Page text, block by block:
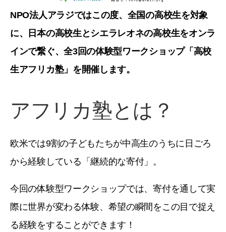
NPO法人アラジではこの度、全国の高校生を対象
に、日本の高校生とシエラレオネの高校生をオンラ
インで繋ぐ、全3回の体験型ワークショップ「高校
生アフリカ塾」を開催します。
アフリカ塾とは？
欧米では9割の子どもたちが中高生のうちに日ごろ
から経験している「継続的な寄付」。
今回の体験型ワークショップでは、寄付を通して実
際に世界が変わる体験、希望の瞬間をこの目で捉え
る経験をすることができます！